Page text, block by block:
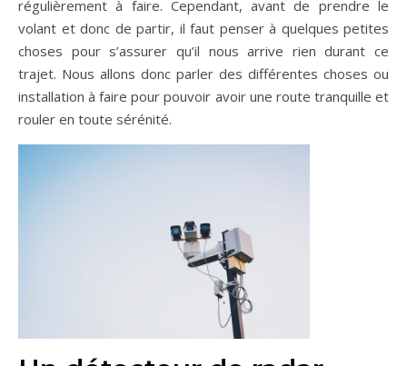
régulièrement à faire. Cependant, avant de prendre le
volant et donc de partir, il faut penser à quelques petites
choses pour s’assurer qu’il nous arrive rien durant ce
trajet. Nous allons donc parler des différentes choses ou
installation à faire pour pouvoir avoir une route tranquille et
rouler en toute sérénité.